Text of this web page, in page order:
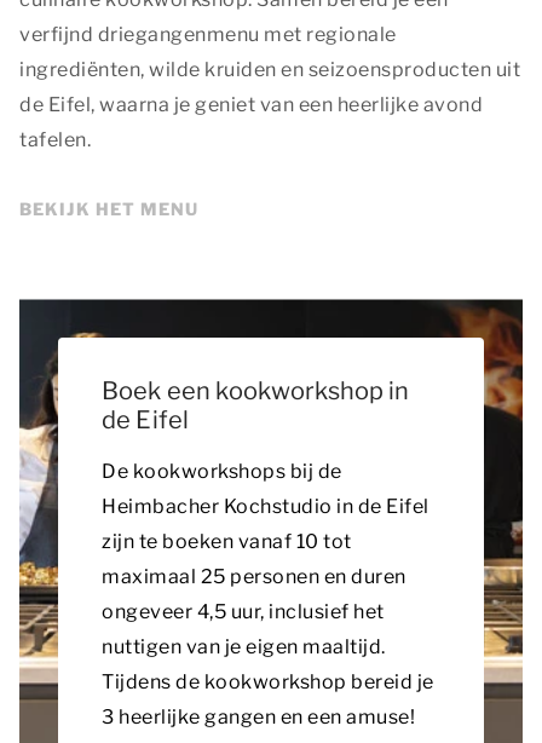
verfijnd driegangenmenu met regionale
ingrediënten, wilde kruiden en seizoensproducten uit
de Eifel, waarna je geniet van een heerlijke avond
tafelen.
BEKIJK HET MENU
Boek een kookworkshop in
de Eifel
De kookworkshops bij de
Heimbacher Kochstudio in de Eifel
zijn te boeken vanaf 10 tot
maximaal 25 personen en duren
ongeveer 4,5 uur, inclusief het
nuttigen van je eigen maaltijd.
Tijdens de kookworkshop bereid je
3 heerlijke gangen en een amuse!